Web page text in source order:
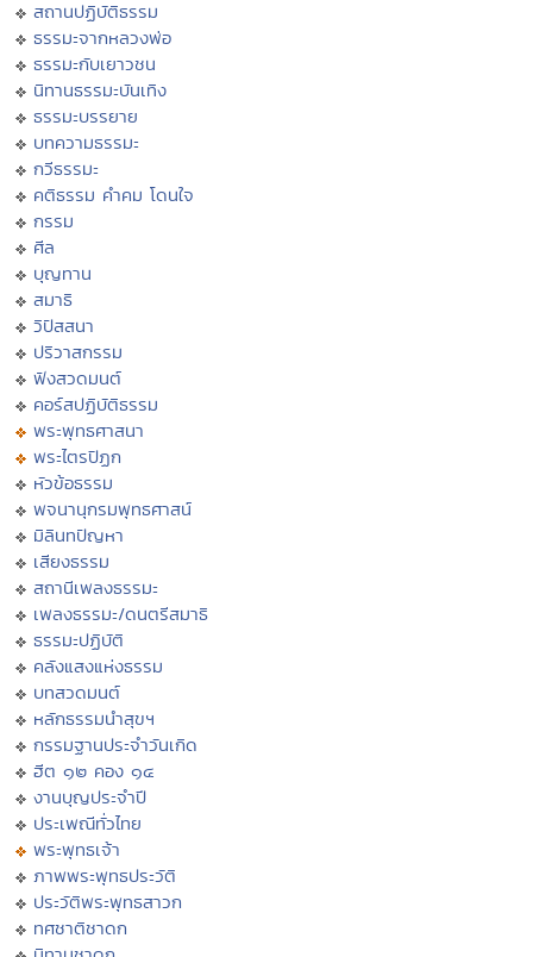
สถานปฏิบัติธรรม
ธรรมะจากหลวงพ่อ
ธรรมะกับเยาวชน
นิทานธรรมะบันเทิง
ธรรมะบรรยาย
บทความธรรมะ
กวีธรรมะ
คติธรรม คำคม โดนใจ
กรรม
ศีล
บุญทาน
สมาธิ
วิปัสสนา
ปริวาสกรรม
ฟังสวดมนต์
คอร์สปฏิบัติธรรม
พระพุทธศาสนา
พระไตรปิฏก
หัวข้อธรรม
พจนานุกรมพุทธศาสน์
มิลินทปัญหา
เสียงธรรม
สถานีเพลงธรรมะ
เพลงธรรมะ/ดนตรีสมาธิ
ธรรมะปฏิบัติ
คลังแสงแห่งธรรม
บทสวดมนต์
หลักธรรมนำสุขฯ
กรรมฐานประจำวันเกิด
ฮีต ๑๒ คอง ๑๔
งานบุญประจำปี
ประเพณีทั่วไทย
พระพุทธเจ้า
ภาพพระพุทธประวัติ
ประวัติพระพุทธสาวก
ทศชาติชาดก